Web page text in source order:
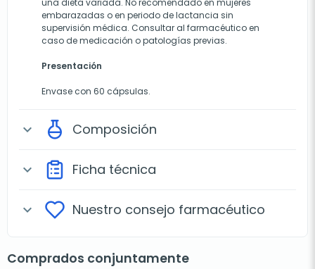
una dieta variada. No recomendado en mujeres
embarazadas o en periodo de lactancia sin
supervisión médica. Consultar al farmacéutico en
caso de medicación o patologías previas.
Presentación
Envase con 60 cápsulas.
expand_more Composición
expand_more Ficha técnica
expand_more Nuestro consejo farmacéutico
Comprados conjuntamente